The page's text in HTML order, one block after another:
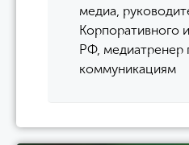
медиа,
Корпоративного
РФ, медиатренер
коммуникациям